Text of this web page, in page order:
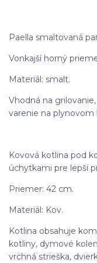
Paella smaltovaná
Vonkajší horný
Materiál: smalt.
Vhodná na
varenie na
Kovová kotlina pod
úchytkami pre lepší
Priemer: 42 cm.
Materiál: Kov.
Kotlina obsahuje
kotliny, dymové
vrchná strieška,